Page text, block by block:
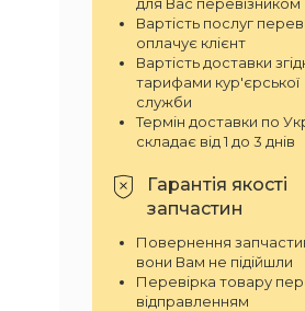
Вартість послуг
оплачує клієнт
Вартість доставки
тарифами кур'єрської
служби
Термін доставки по
складає від 1 до 3 днів
Гарантія якості
запчастин
Повернення
вони Вам не підійшли
Перевірка товару
відправленням